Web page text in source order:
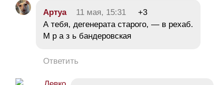
Aртуа 11 мая, 15:31
+3
А тебя, дегенерата старого, — в рехаб.
М р а з ь бандеровская
Ответить